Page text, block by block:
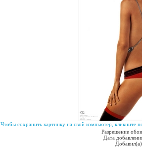
Чтобы сохранить картинку на свой компьютер, кликните
Разрешение
Дата